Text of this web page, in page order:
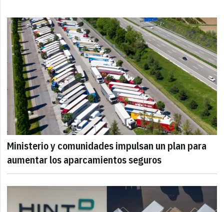
Ministerio y comunidades impulsan un plan para
aumentar los aparcamientos seguros